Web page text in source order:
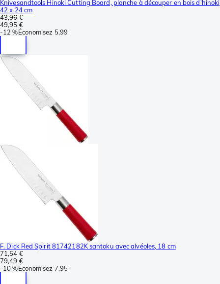
Knivesandtools Hinoki Cutting Board, planche à découper en bois d'hinoki
42 x 24 cm
43,96 €
49,95 €
-12 %Économisez 5,99
F. Dick Red Spirit 81742182K santoku avec alvéoles, 18 cm
71,54 €
79,49 €
-10 %Économisez 7,95